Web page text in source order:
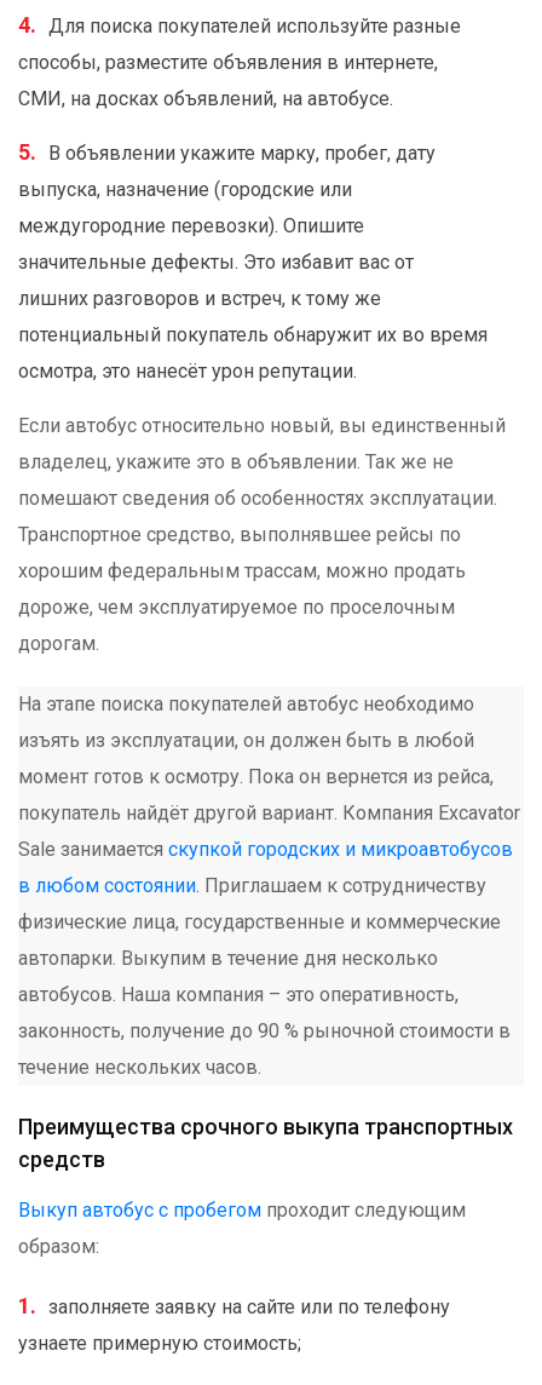
Для поиска покупателей используйте разные
способы, разместите объявления в интернете,
СМИ, на досках объявлений, на автобусе.
В объявлении укажите марку, пробег, дату
выпуска, назначение (городские или
междугородние перевозки). Опишите
значительные дефекты. Это избавит вас от
лишних разговоров и встреч, к тому же
потенциальный покупатель обнаружит их во время
осмотра, это нанесёт урон репутации.
Если автобус относительно новый, вы единственный
владелец, укажите это в объявлении. Так же не
помешают сведения об особенностях эксплуатации.
Транспортное средство, выполнявшее рейсы по
хорошим федеральным трассам, можно продать
дороже, чем эксплуатируемое по проселочным
дорогам.
На этапе поиска покупателей автобус необходимо
изъять из эксплуатации, он должен быть в любой
момент готов к осмотру. Пока он вернется из рейса,
покупатель найдёт другой вариант. Компания Excavator
Sale занимается скупкой городских и микроавтобусов
в любом состоянии. Приглашаем к сотрудничеству
физические лица, государственные и коммерческие
автопарки. Выкупим в течение дня несколько
автобусов. Наша компания – это оперативность,
законность, получение до 90 % рыночной стоимости в
течение нескольких часов.
Преимущества срочного выкупа транспортных
средств
Выкуп автобус с пробегом проходит следующим
образом:
заполняете заявку на сайте или по телефону
узнаете примерную стоимость;